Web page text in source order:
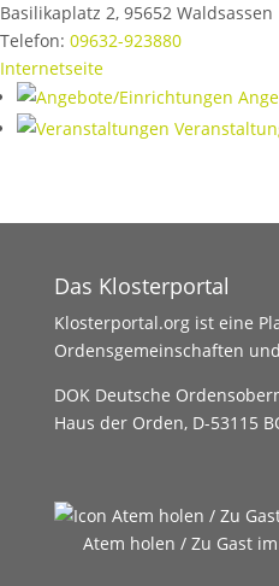
Basilikaplatz 2, 95652 Waldsassen
Telefon: 09632-923880
Internetseite
Das Klosterportal
Klosterportal.org ist eine
Ordensgemeinschaften
DOK Deutsche
Haus der Orden, D-53115
Atem holen / Zu Gast